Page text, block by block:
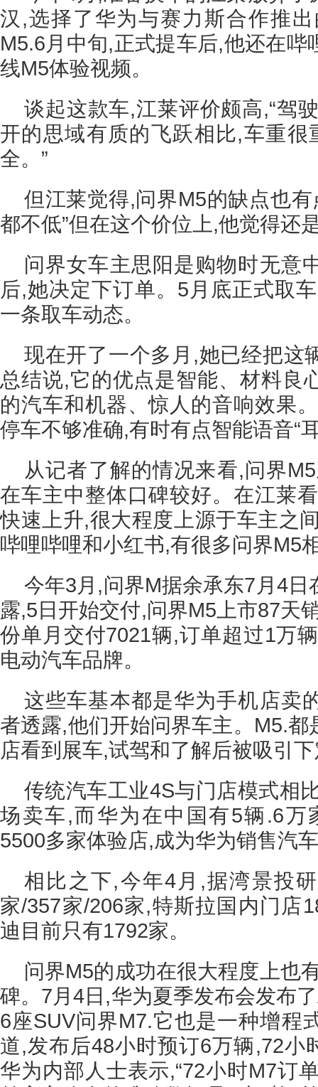
汉,选择了华为与赛力斯合作推
M5.6月中旬,正式提车后,他还在哔
线M5体验视频。
谈起这款车,江莱评价颇高,“驾
开的思域有质的飞跃相比,车重
全。”
但江莱觉得,问界M5的缺点也
都不低”但在这个价位上,他觉得还
问界女车主思阳是购物时无意
后,她决定下订单。5月底正式取
一条取车动态。
现在开了一个多月,她已经把这
总结说,它的优点是智能、材料良
的汽车和机器、惊人的音响效果
停车不够准确,有时有点智能语音“
从记者了解的情况来看,问界
在车主中整体口碑较好。在江莱
快速上升,很大程度上源于车主之
哔哩哔哩和小红书,有很多问界M5
今年3月,问界M据余承东7月4日
露,5日开始交付,问界M5上市87天
份单月交付7021辆,订单超过1万
电动汽车品牌。
这些车基本都是华为手机店卖
者透露,他们开始问界车主。M5.
店看到展车,试驾和了解后被吸引
传统汽车工业4S与门店模式相
场卖车,而华为在中国有5辆.6万
5500多家体验店,成为华为销售汽
相比之下,今年4月,据湾景投
家/357家/206家,特斯拉国内门店
迪目前只有1792家。
问界M5的成功在很大程度上也
碑。7月4日,华为夏季发布会发布
6座SUV问界M7.它也是一种增程
道,发布后48小时预订6万辆,72小
华为内部人士表示,“72小时M7订